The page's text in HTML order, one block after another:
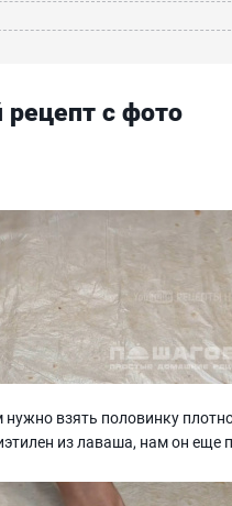
с фото
взять половинку
из лаваша, нам он еще